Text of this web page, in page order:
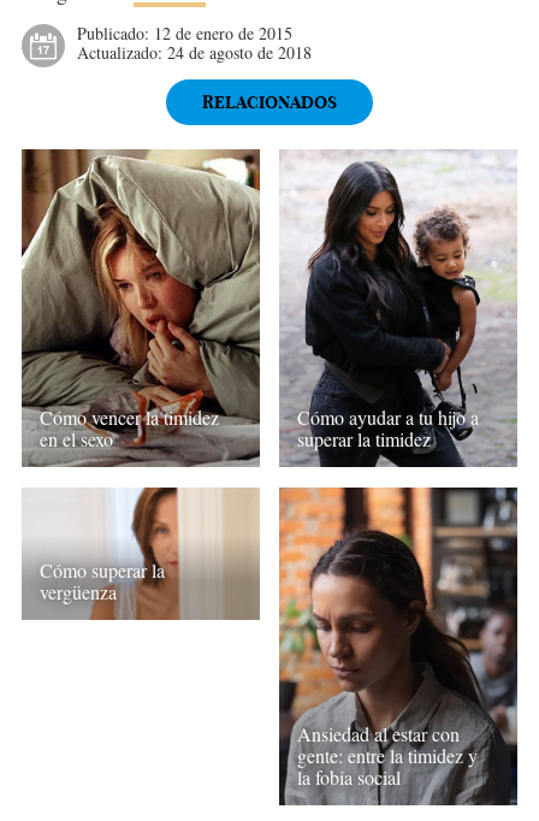
Publicado: 12 de enero de 2015
Actualizado: 24 de agosto de 2018
RELACIONADOS
Cómo vencer la timidez
en el sexo
Cómo ayudar a tu hijo a
superar la timidez
Cómo superar la
vergüenza
Ansiedad al estar con
gente: entre la timidez y
la fobia social